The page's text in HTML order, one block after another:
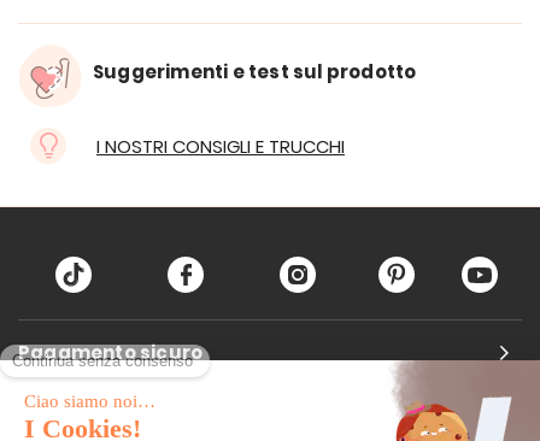
Suggerimenti e test sul prodotto
I NOSTRI CONSIGLI E TRUCCHI
Pagamento sicuro
Carta di credito